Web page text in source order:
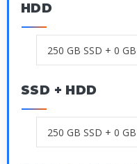
HDD
SSD + HDD